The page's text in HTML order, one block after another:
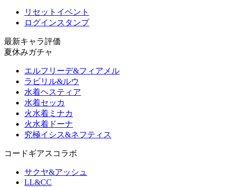
リセットイベント
ログインスタンプ
最新キャラ評価
夏休みガチャ
エルフリーデ&フィアメル
ラビリル&ルウ
水着ヘスティア
水着セッカ
火水着ミナカ
火水着ドーナ
究極イシス&ネフティス
コードギアスコラボ
サクヤ&アッシュ
LL&CC